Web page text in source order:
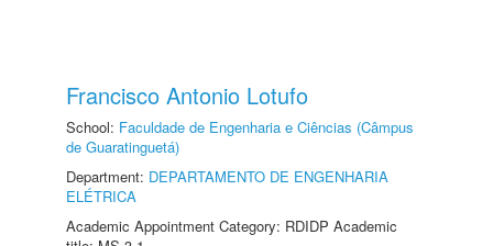
Francisco Antonio Lotufo
School: Faculdade de Engenharia e Ciências (Câmpus
de Guaratinguetá)
Department: DEPARTAMENTO DE ENGENHARIA
ELÉTRICA
Academic Appointment Category: RDIDP Academic